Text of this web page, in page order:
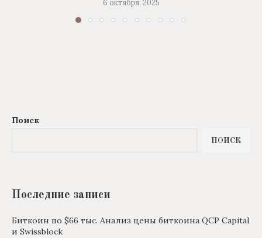
6 октября, 2025
Поиск
ПОИСК
Последние записи
Биткоин по $66 тыс. Анализ цены биткоина QCP Capital
и Swissblock